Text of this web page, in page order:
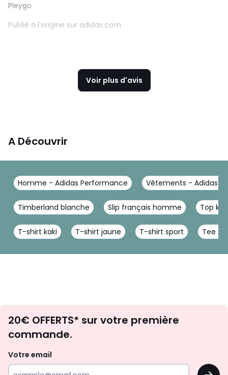
Pleygo
Publié à l'origine sur adidas.com
Voir plus d'avis
A Découvrir
Homme - Adidas Performance Vêtements - Adidas
Timberland blanche Slip français homme Top
T-shirt kaki T-shirt jaune T-shirt sport Tee
d'inspirations
surprises?
20€ OFFERTS* sur votre première
commande.
Votre email
OK